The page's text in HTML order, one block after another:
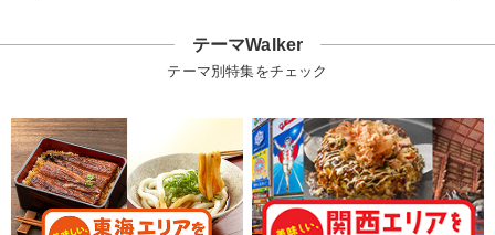
テーマWalker
テーマ別特集をチェック